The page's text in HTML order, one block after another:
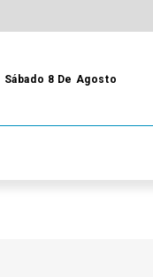
Sábado 8 De Agosto